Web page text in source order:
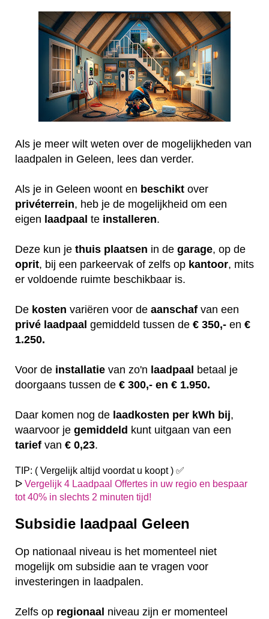
Als je meer wilt weten over de mogelijkheden van
laadpalen in Geleen, lees dan verder.
Als je in Geleen woont en beschikt over
privéterrein, heb je de mogelijkheid om een
eigen laadpaal te installeren.
Deze kun je thuis plaatsen in de garage, op de
oprit, bij een parkeervak of zelfs op kantoor, mits
er voldoende ruimte beschikbaar is.
De kosten variëren voor de aanschaf van een
privé laadpaal gemiddeld tussen de € 350,- en €
1.250.
Voor de installatie van zo'n laadpaal betaal je
doorgaans tussen de € 300,- en € 1.950.
Daar komen nog de laadkosten per kWh bij,
waarvoor je gemiddeld kunt uitgaan van een
tarief van € 0,23.
TIP: ( Vergelijk altijd voordat u koopt ) ✅
ᐅ Vergelijk 4 Laadpaal Offertes in uw regio en bespaar
tot 40% in slechts 2 minuten tijd!
Subsidie laadpaal Geleen
Op nationaal niveau is het momenteel niet
mogelijk om subsidie aan te vragen voor
investeringen in laadpalen.
Zelfs op regionaal niveau zijn er momenteel